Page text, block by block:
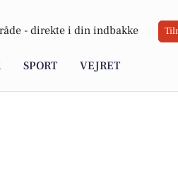
- direkte i din indbakke
SPORT VEJRET